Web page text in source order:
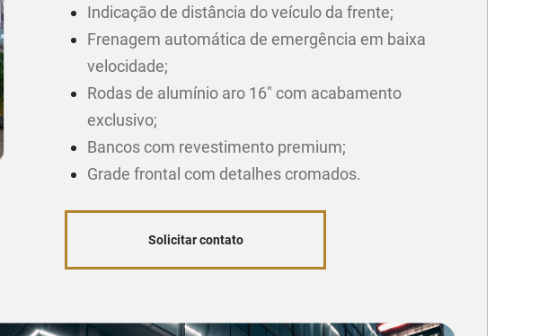
Indicação de distância do veículo da frente;
Frenagem automática de emergência em baixa
velocidade;
Rodas de alumínio aro 16" com acabamento
exclusivo;
Bancos com revestimento premium;
Grade frontal com detalhes cromados.
Solicitar contato